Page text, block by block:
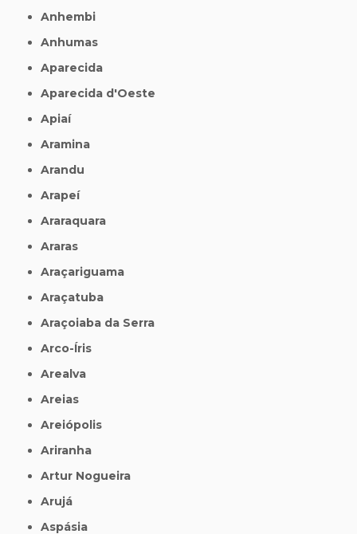
Anhembi
Anhumas
Aparecida
Aparecida d'Oeste
Apiaí
Aramina
Arandu
Arapeí
Araraquara
Araras
Araçariguama
Araçatuba
Araçoiaba da Serra
Arco-Íris
Arealva
Areias
Areiópolis
Ariranha
Artur Nogueira
Arujá
Aspásia